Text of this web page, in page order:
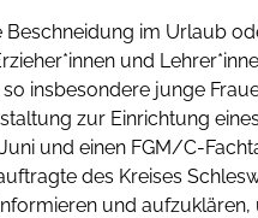
im Urlaub
und
insbesondere junge
zur Einrichtung
und einen FGM/C-
des Kreises
und